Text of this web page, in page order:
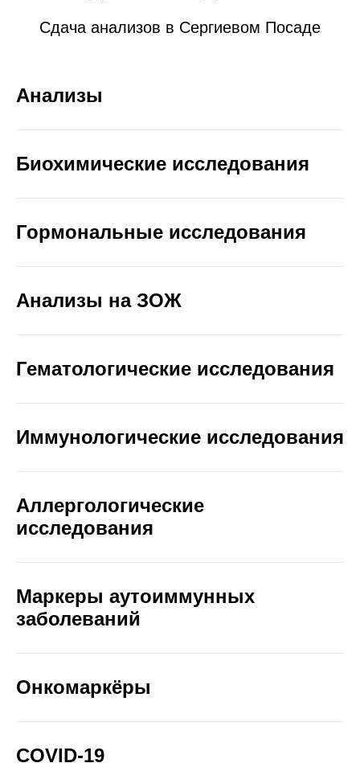
Сдача анализов в Сергиевом Посаде
Анализы
Биохимические исследования
Гормональные исследования
Анализы на ЗОЖ
Гематологические исследования
Иммунологические исследования
Аллергологические
исследования
Маркеры аутоиммунных
заболеваний
Онкомаркёры
COVID-19